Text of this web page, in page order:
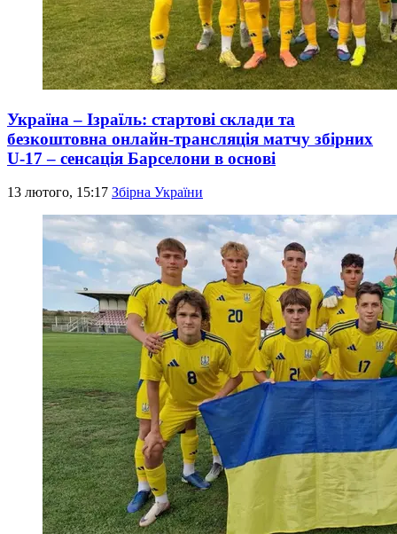
Україна – Ізраїль: стартові склади та
безкоштовна онлайн-трансляція матчу збірних
U-17 – сенсація Барселони в основі
13 лютого, 15:17 Збірна України